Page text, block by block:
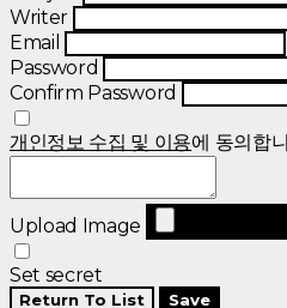
Writer
Email
Password
Confirm Password
개인정보 수집 및 이용에 동의합
Upload Image
Set secret
Return To List Save